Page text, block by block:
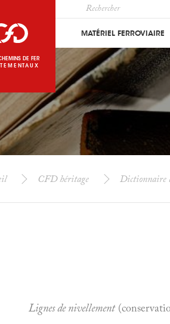
DE FER
MATÉRIEL FERROVIAIRE
CFD héritage Dictionnaire
Lignes de nivellement